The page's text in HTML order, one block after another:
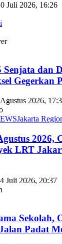
Juli 2026, 16:26
Senjata dan
Gegerkan
2026,
Jakarta
2026,
LRT
Juli 2026, 20:37
Sekolah,
Padat